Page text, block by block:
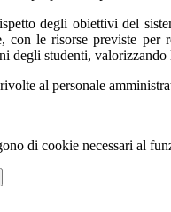
degli obiettivi del
le risorse previste
degli studenti,
al personale
di cookie necessari al